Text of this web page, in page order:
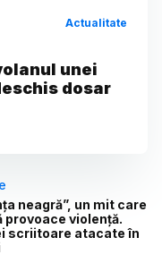
Actualitate
unei
dosar
neagră”, un mit care
provoace violență.
scriitoare atacate în